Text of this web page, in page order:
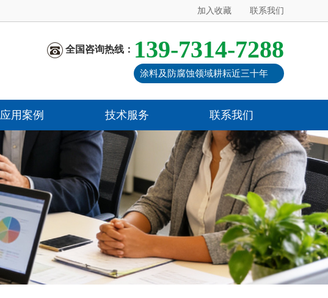
加入收藏 联系我们
全国咨询热线： 139-7314-7288
涂料及防腐蚀领域耕耘近三十年
应用案例 技术服务 联系我们